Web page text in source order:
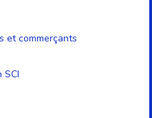
et commerçants
SCI